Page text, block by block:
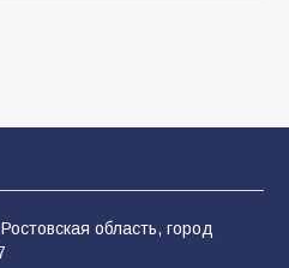
дорожные работы
область, город